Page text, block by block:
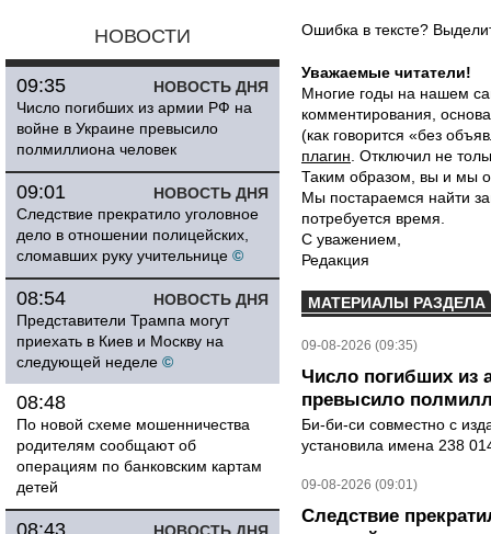
НОВОСТИ
НОВОСТЬ ДНЯ
09:35
Число погибших из армии РФ на
войне в Украине превысило
полмиллиона человек
НОВОСТЬ ДНЯ
09:01
Следствие прекратило уголовное
дело в отношении полицейских,
сломавших руку учительнице ©
НОВОСТЬ ДНЯ
08:54
Представители Трампа могут
приехать в Киев и Москву на
следующей неделе ©
08:48
По новой схеме мошенничества
родителям сообщают об
операциям по банковским картам
детей
08:43
Ошибка в тексте?
Уважаемые читатели!
Многие годы на нашем
комментирования,
(как говорится «без
плагин . Отключил не
Таким образом, вы и мы
Мы постараемся найти
потребуется время.
С уважением,
Редакция
МАТЕРИАЛЫ РАЗДЕЛА
09-08-2026 (09:35)
Число погибших из
превысило
Би-би-си совместно с
установила имена 238
09-08-2026 (09:01)
Следствие